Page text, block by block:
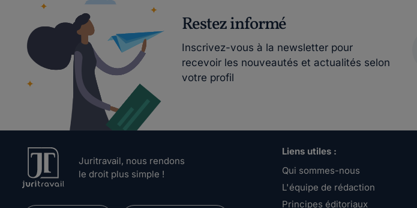
Restez informé
Inscrivez-vous à la newsletter pour
recevoir les nouveautés et actualités selon
votre profil
Juritravail, nous rendons
le droit plus simple !
Liens utiles :
Qui sommes-nous
L'équipe de rédaction
Principes éditoriaux